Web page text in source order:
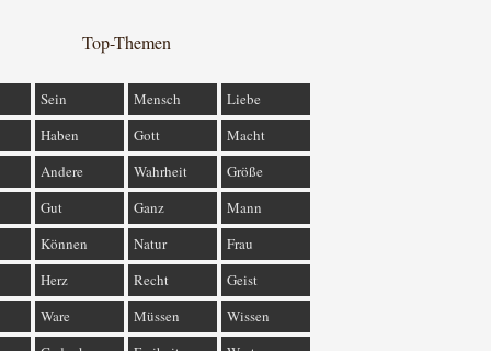
Top-Themen
Sein Mensch
Liebe
Haben Gott
Macht
Andere Wahrheit
Größe
Gut Ganz
Mann
Können Natur
Frau
Herz Recht
Geist
Ware Müssen
Wissen